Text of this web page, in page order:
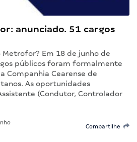
anunciado. 51 cargos
Metrofor? Em 18 de junho de
públicos foram formalmente
Companhia Cearense de
As oportunidades
(Condutor, Controlador
Compartilhe